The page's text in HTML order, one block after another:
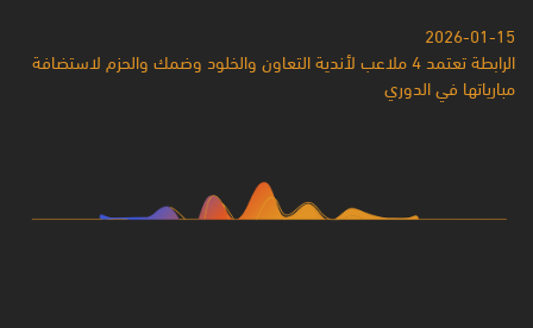
2026-01-15
الرابطة تعتمد 4 ملاعب لأندية التعاون والخلود وضمك والحزم لاستضافة
مبارياتها في الدوري